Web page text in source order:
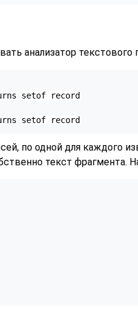
анализатор текстового
setof record
setof record
по одной для каждого
текст фрагмента.